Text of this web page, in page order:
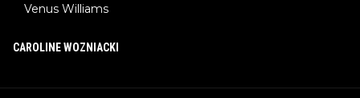
Venus Williams
CAROLINE WOZNIACKI